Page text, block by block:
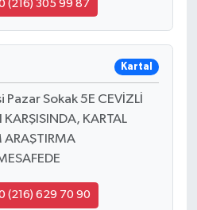
(216) 305 99 87
Kartal
Sokak 5E CEVİZLİ
KARŞISINDA, KARTAL
ARAŞTIRMA
(216) 629 70 90